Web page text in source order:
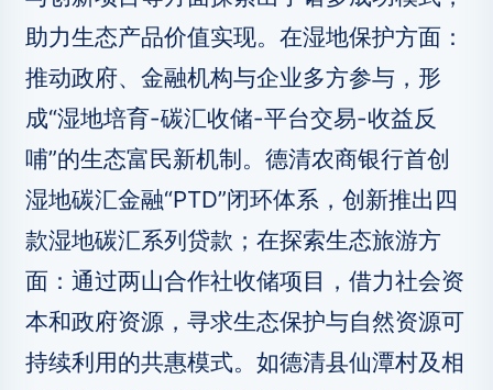
助力生态产品价值实现。在湿地保护方面：
推动政府、金融机构与企业多方参与，形
成“湿地培育-碳汇收储-平台交易-收益反
哺”的生态富民新机制。德清农商银行首创
湿地碳汇金融“PTD”闭环体系，创新推出四
款湿地碳汇系列贷款；在探索生态旅游方
面：通过两山合作社收储项目，借力社会资
本和政府资源，寻求生态保护与自然资源可
持续利用的共惠模式。如德清县仙潭村及相